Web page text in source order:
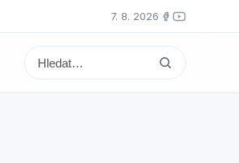
7. 8. 2026